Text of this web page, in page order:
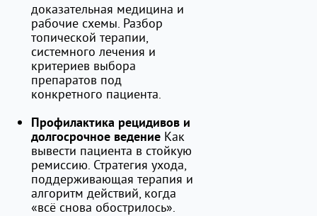
доказательная медицина и
рабочие схемы. Разбор
топической терапии,
системного лечения и
критериев выбора
препаратов под
конкретного пациента.
Профилактика рецидивов и
долгосрочное ведение Как
вывести пациента в стойкую
ремиссию. Стратегия ухода,
поддерживающая терапия и
алгоритм действий, когда
«всё снова обострилось».